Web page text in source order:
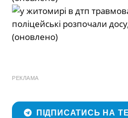
РЕКЛАМА
ПІДПИСАТИСЬ НА